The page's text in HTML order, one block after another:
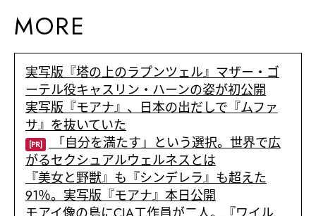
MORE
実写版『塔の上のラプンツェル』マザー・ゴ
ーテル役キャスリン・ハーンの姿が初公開
実写版『モアナ』、日本の出だしで『ムファ
サ』を抜いていた
[PR] 「自分を満たす」という選択。世界で広
がるセクシュアルウェルネスとは
『美女と野獣』も『シンデレラ』も超えた
91％。実写版『モアナ』本日公開